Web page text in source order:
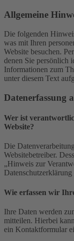
Allgemeine
Die folgenden
was mit Ihren
Website besuchen.
denen Sie persönlich
Informationen zum
unter diesem Text
Datenerfassung
Wer ist
Website?
Die
Websitebetreiber.
„Hinweis zur
Datenschutzerklärung
Wie erfassen wir
Ihre Daten werden
mitteilen. Hierbei
ein Kontaktformular